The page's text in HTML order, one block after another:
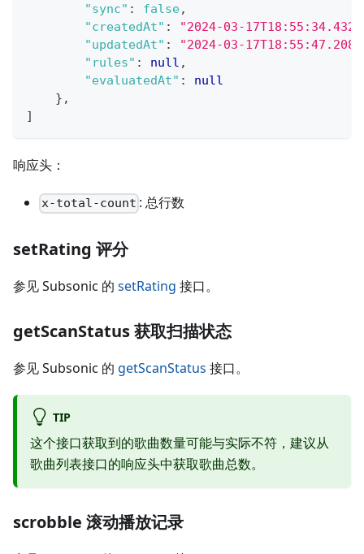
"sync" : false,
"createdAt" :
"2024-03-
"updatedAt" :
"2024-03-
"rules" : null ,
"evaluatedAt" :
null
} ,
]
响应头：
x-total-count : 总行数
setRating 评分
参见 Subsonic 的 setRating 接口。
getScanStatus 获取扫描状态
参见 Subsonic 的 getScanStatus 接口。
TIP
这个接口获取到的歌曲数量可能与实际不符，建议从
歌曲列表接口的响应头中获取歌曲总数。
scrobble 滚动播放记录